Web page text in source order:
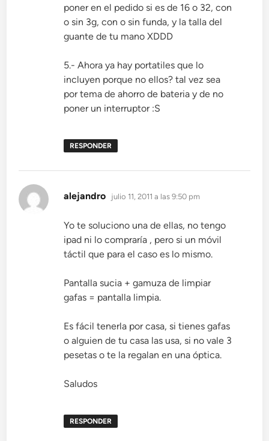
poner en el pedido si es de 16 o 32, con
o sin 3g, con o sin funda, y la talla del
guante de tu mano XDDD
5.- Ahora ya hay portatiles que lo
incluyen porque no ellos? tal vez sea
por tema de ahorro de bateria y de no
poner un interruptor :S
RESPONDER
alejandro dice:
julio 11, 2011 a las 9:50 pm
Yo te soluciono una de ellas, no tengo
ipad ni lo compraría , pero si un móvil
táctil que para el caso es lo mismo.
Pantalla sucia + gamuza de limpiar
gafas = pantalla limpia.
Es fácil tenerla por casa, si tienes gafas
o alguien de tu casa las usa, si no vale 3
pesetas o te la regalan en una óptica.
Saludos
RESPONDER